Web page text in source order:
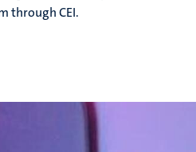
through CEI.